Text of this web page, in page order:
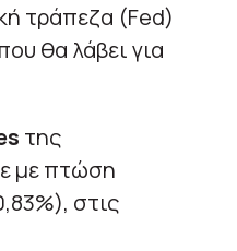
τράπεζα (Fed)
θα λάβει για
της
με πτώση
στις